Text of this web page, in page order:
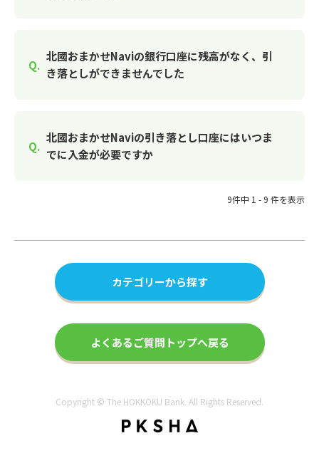
北國おまかせNaviの銀行口座に残高がなく、引
き落としができませんでした
北國おまかせNaviの引き落とし口座にはいつま
でに入金が必要ですか
9件中 1 - 9 件を表示
カテゴリーから探す
よくあるご質問トップへ戻る
Copyright © The HOKKOKU Bank. All Rights Reserved.